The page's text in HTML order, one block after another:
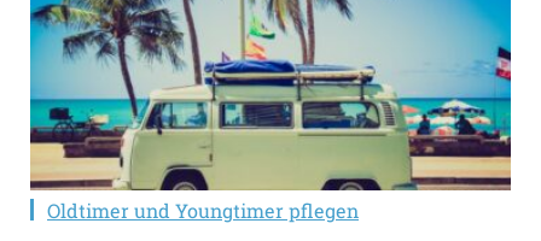
Oldtimer und Youngtimer pflegen